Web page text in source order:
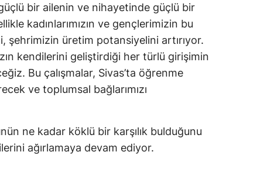
bir ailenin ve nihayetinde güçlü bir
kadınlarımızın ve gençlerimizin bu
şehrimizin üretim potansiyelini artırıyor.
kendilerini geliştirdiği her türlü girişimin
Bu çalışmalar, Sivas’ta öğrenme
ve toplumsal bağlarımızı
ne kadar köklü bir karşılık bulduğunu
ağırlamaya devam ediyor.